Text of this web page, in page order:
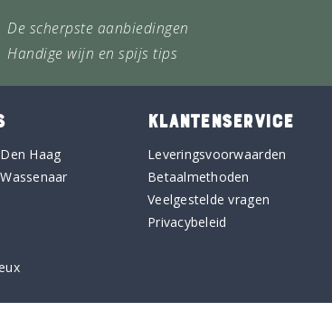
De scherpste aanbiedingen
Handige wijn en spijs tips
Haag
KLANTENSERVICE
Leveringsvoorwaarden
Betaalmethoden
Veelgestelde vragen
Privacybeleid